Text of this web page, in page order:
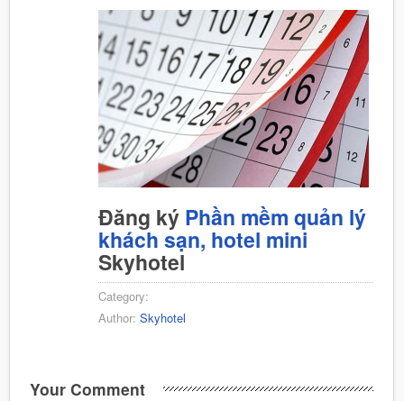
Đăng ký Phần mềm quản lý
khách sạn, hotel mini
Skyhotel
Category:
Author: Skyhotel
Your Comment